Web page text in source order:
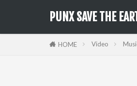
PUNX SAVE THE
HOME Video